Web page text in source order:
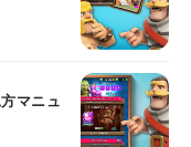
マニュ